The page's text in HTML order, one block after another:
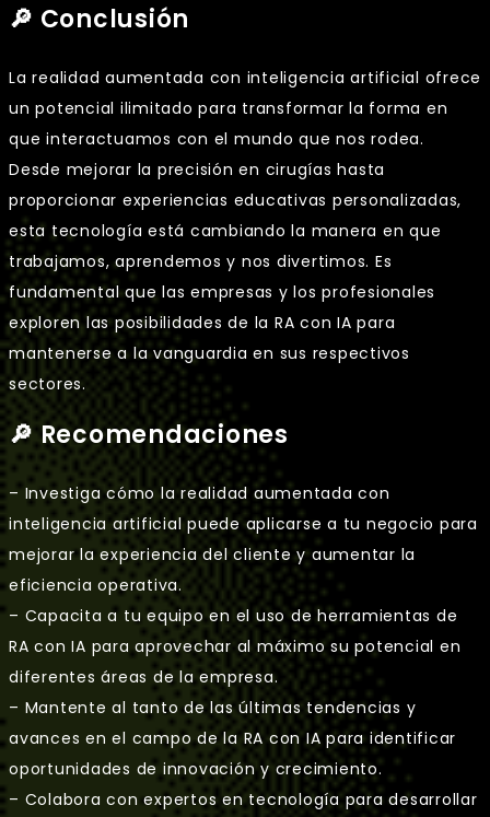
🔎 Conclusión
La realidad aumentada con inteligencia artificial ofrece
un potencial ilimitado para transformar la forma en
que interactuamos con el mundo que nos rodea.
Desde mejorar la precisión en cirugías hasta
proporcionar experiencias educativas personalizadas,
esta tecnología está cambiando la manera en que
trabajamos, aprendemos y nos divertimos. Es
fundamental que las empresas y los profesionales
exploren las posibilidades de la RA con IA para
mantenerse a la vanguardia en sus respectivos
sectores.
🔎 Recomendaciones
– Investiga cómo la realidad aumentada con
inteligencia artificial puede aplicarse a tu negocio para
mejorar la experiencia del cliente y aumentar la
eficiencia operativa.
– Capacita a tu equipo en el uso de herramientas de
RA con IA para aprovechar al máximo su potencial en
diferentes áreas de la empresa.
– Mantente al tanto de las últimas tendencias y
avances en el campo de la RA con IA para identificar
oportunidades de innovación y crecimiento.
– Colabora con expertos en tecnología para desarrollar